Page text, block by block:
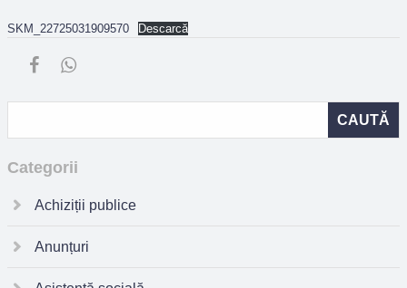
SKM_22725031909570 Descarcă
Categorii
Achiziții publice
Anunțuri